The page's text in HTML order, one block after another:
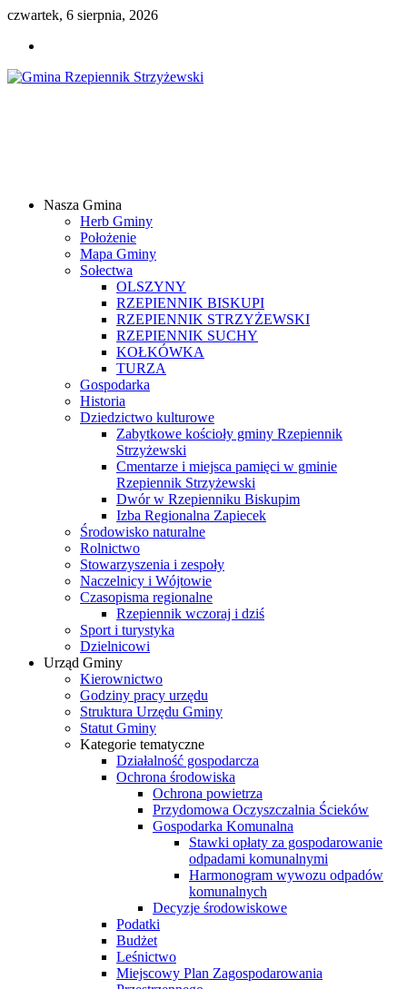
czwartek, 6 sierpnia, 2026
Samorządowy
Internetowy
Nasza Gmina
Herb Gminy
Położenie
Mapa Gminy
Sołectwa
OLSZYNY
RZEPIENNIK BISKUPI
RZEPIENNIK STRZYŻEWSKI
RZEPIENNIK SUCHY
KOŁKÓWKA
TURZA
Gospodarka
Historia
Dziedzictwo kulturowe
Zabytkowe kościoły gminy Rzepiennik
Strzyżewski
Cmentarze i miejsca pamięci w gminie
Rzepiennik Strzyżewski
Dwór w Rzepienniku Biskupim
Izba Regionalna Zapiecek
Środowisko naturalne
Rolnictwo
Stowarzyszenia i zespoły
Naczelnicy i Wójtowie
Czasopisma regionalne
Rzepiennik wczoraj i dziś
Sport i turystyka
Dzielnicowi
Urząd Gminy
Kierownictwo
Godziny pracy urzędu
Struktura Urzędu Gminy
Statut Gminy
Kategorie tematyczne
Działalność gospodarcza
Ochrona środowiska
Ochrona powietrza
Przydomowa Oczyszczalnia Ścieków
Gospodarka Komunalna
Stawki opłaty za gospodarowanie
odpadami komunalnymi
Harmonogram wywozu odpadów
komunalnych
Decyzje środowiskowe
Podatki
Budżet
Leśnictwo
Miejscowy Plan Zagospodarowania